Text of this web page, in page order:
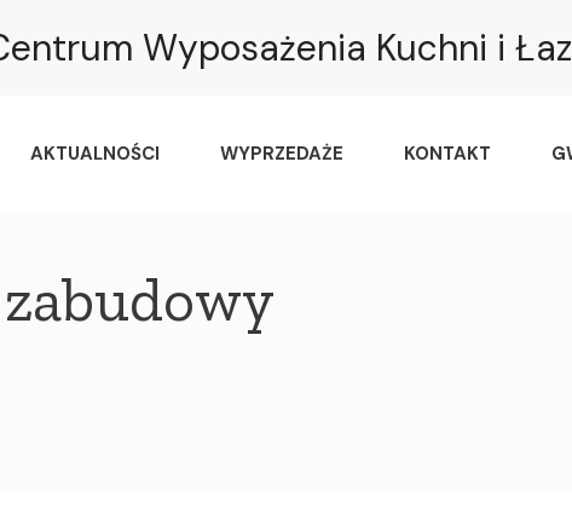
Wyposażenia Kuchni i
AKTUALNOŚCI WYPRZEDAŻE KONTAKT